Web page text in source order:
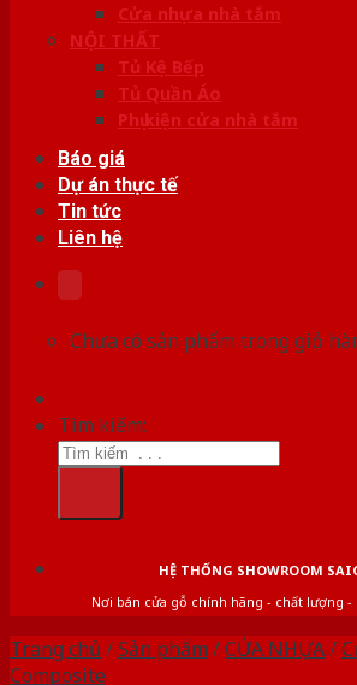
Cửa nhựa nhà tắm
NỘI THẤT
Tủ Kệ Bếp
Tủ Quần Áo
Phụ kiện cửa nhà tắm
Báo giá
Dự án thực tế
Tin tức
Liên hệ
Chưa có sản phẩm trong giỏ
Tìm kiếm:
HỆ THỐNG SHOWROOM
Nơi bán cửa gỗ chính hãng - chất lượng -
Trang chủ /Sản phẩm /CỬA NHỰA/
Composite